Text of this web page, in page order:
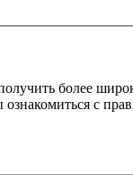
более
с